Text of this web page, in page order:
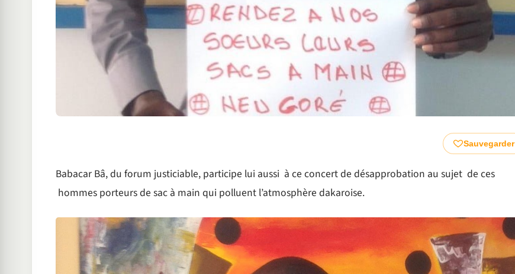
Sauvegarder
Babacar Bâ, du forum justiciable, participe lui aussi à ce concert de désapprobation au sujet de ces
hommes porteurs de sac à main qui polluent l’atmosphère dakaroise.